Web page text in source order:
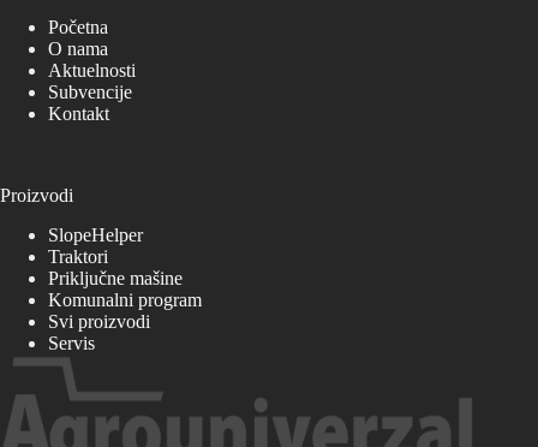
Početna
O nama
Aktuelnosti
Subvencije
Kontakt
Proizvodi
SlopeHelper
Traktori
Priključne mašine
Komunalni program
Svi proizvodi
Servis